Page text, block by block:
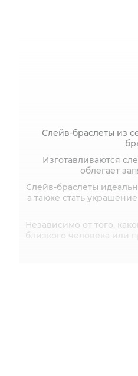
Слейв-браслеты из
Изготавливаются
облегает
Слейв-браслеты
а также стать
Независимо от того,
близкого человека или